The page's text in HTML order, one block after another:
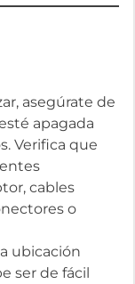
asegúrate de
apagada
Verifica que
cables
o
ubicación
ser de fácil